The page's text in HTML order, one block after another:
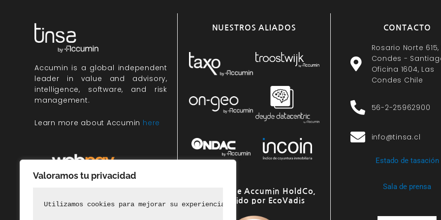
Valoramos tu privacidad
Utilizamos cookies para mejorar su experiencia de navegación, ofrecer anuncios o contenido
Accumin is a global independent
leader in value and advisory,
intelligence, software, and risk
management.
Learn more about Accumin here
NUESTROS ALIADOS
Miembro de Accumin HoldCo,
reconocido por EcoVadis
CONTACTO
Rosario Norte 615,
Condes -
Oficina 1604, Las
Condes Chile
56-2-25962900
info@tinsa.cl
Estado de tasación
Sala de prensa